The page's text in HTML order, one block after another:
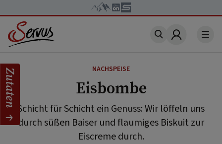
Account
NACHSPEISE
Eisbombe
Schicht für Schicht ein Genuss: Wir löffeln uns
durch süßen Baiser und flaumiges Biskuit zur
Eiscreme durch.
Zutaten